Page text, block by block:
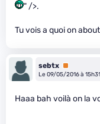
" />.
Tu vois a quoi on
sebtx Premium
Le 09/05/2016 à 15h31
Haaa bah voilà on la